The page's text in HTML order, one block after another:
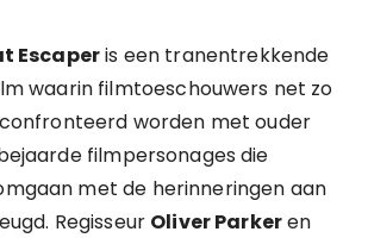
Escaperis een tranentrekkende
waarin filmtoeschouwers net zo
worden met ouder
filmpersonages die
met de herinneringen aan
Regisseur Oliver Parkeren